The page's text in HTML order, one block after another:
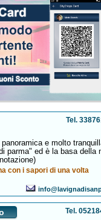
Tel.
e molto
parma" ed è la basa della
con i sapori di una volta
Tel.